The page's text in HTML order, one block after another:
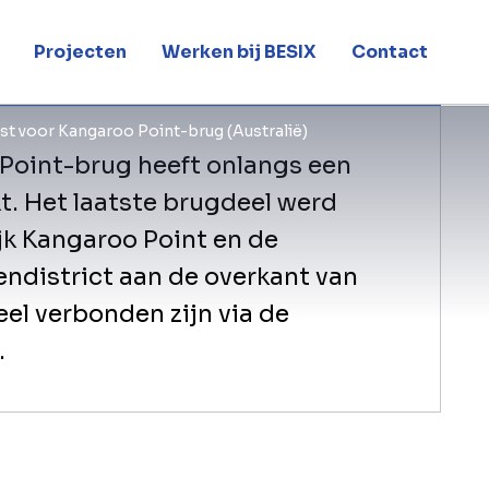
Projecten Werken bij BESIX Contact
voor Kangaroo Point-brug (Australië)
brug heeft onlangs een
Het laatste brugdeel werd
Kangaroo Point en de
aan de overkant van
verbonden zijn via de